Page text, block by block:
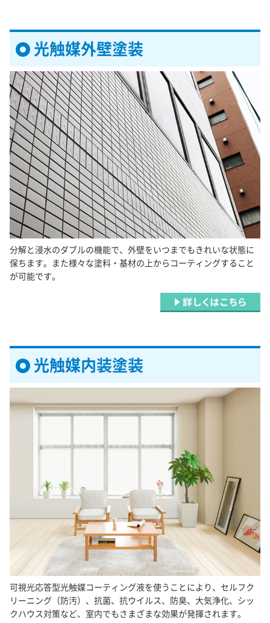
光触媒外壁塗装
分解と浸水のダブルの機能で、外壁をいつまでもきれいな状態に
保ちます。また様々な塗料・基材の上からコーティングすること
が可能です。
光触媒内装塗装
可視光応答型光触媒コーティング液を使うことにより、セルフク
リーニング（防汚）、抗菌、抗ウイルス、防臭、大気浄化、シッ
クハウス対策など、室内でもさまざまな効果が発揮されます。